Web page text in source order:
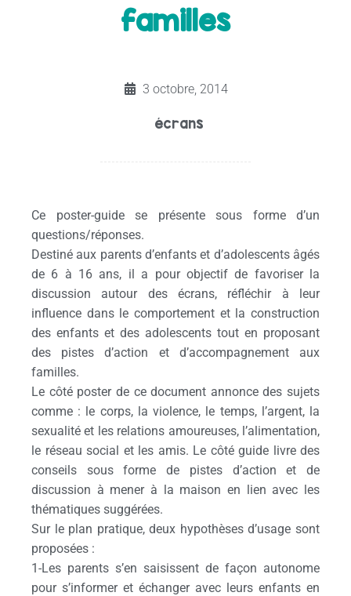
familles
3 octobre, 2014
écrans
Ce poster-guide se présente sous forme d’un
questions/réponses.
Destiné aux parents d’enfants et d’adolescents âgés
de 6 à 16 ans, il a pour objectif de favoriser la
discussion autour des écrans, réfléchir à leur
influence dans le comportement et la construction
des enfants et des adolescents tout en proposant
des pistes d’action et d’accompagnement aux
familles.
Le côté poster de ce document annonce des sujets
comme : le corps, la violence, le temps, l’argent, la
sexualité et les relations amoureuses, l’alimentation,
le réseau social et les amis. Le côté guide livre des
conseils sous forme de pistes d’action et de
discussion à mener à la maison en lien avec les
thématiques suggérées.
Sur le plan pratique, deux hypothèses d’usage sont
proposées :
1-Les parents s’en saisissent de façon autonome
pour s’informer et échanger avec leurs enfants en